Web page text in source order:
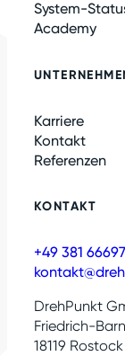
System-
Academy
Karriere
Kontakt
Referenzen
KONTAKT
+49 381
DrehPunkt
Friedrich-
18119 Rostock